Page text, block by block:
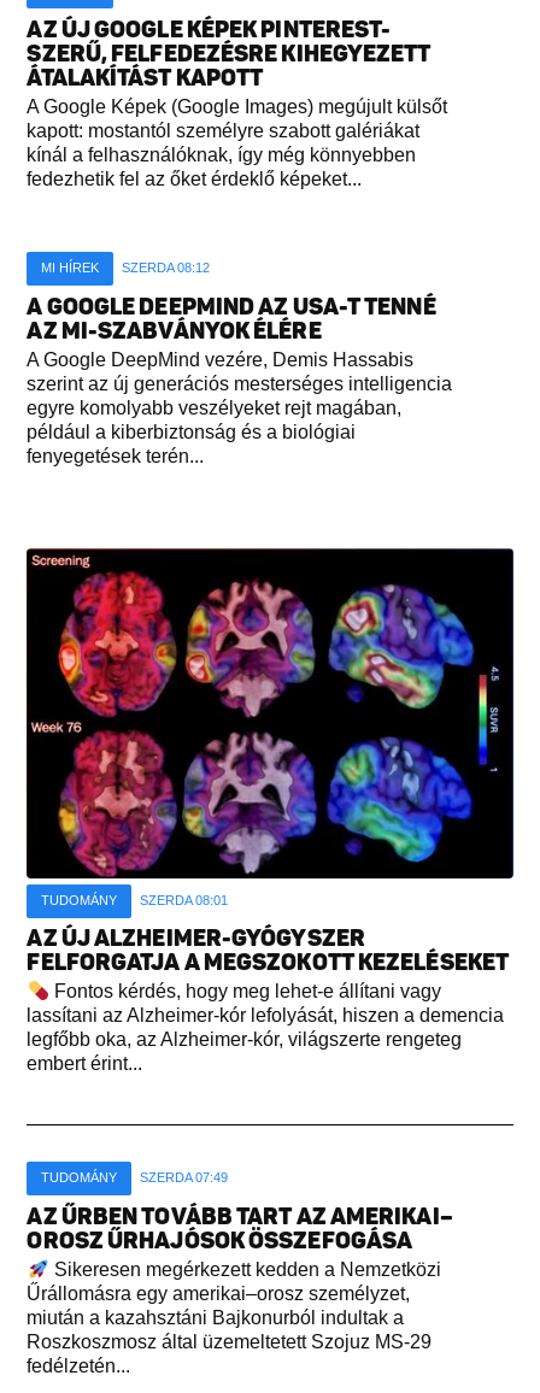
AZ ÚJ GOOGLE KÉPEK PINTEREST-
SZERŰ, FELFEDEZÉSRE KIHEGYEZETT
ÁTALAKÍTÁST KAPOTT
A Google Képek (Google Images) megújult külsőt
kapott: mostantól személyre szabott galériákat
kínál a felhasználóknak, így még könnyebben
fedezhetik fel az őket érdeklő képeket...
MI HÍREK SZERDA 08:12
A GOOGLE DEEPMIND AZ USA-T TENNÉ
AZ MI-SZABVÁNYOK ÉLÉRE
A Google DeepMind vezére, Demis Hassabis
szerint az új generációs mesterséges intelligencia
egyre komolyabb veszélyeket rejt magában,
például a kiberbiztonság és a biológiai
fenyegetések terén...
TUDOMÁNY SZERDA 08:01
AZ ÚJ ALZHEIMER-GYÓGYSZER
FELFORGATJA A MEGSZOKOTT KEZELÉSEKET
Fontos kérdés, hogy meg lehet-e állítani vagy
lassítani az Alzheimer-kór lefolyását, hiszen a demencia
legfőbb oka, az Alzheimer-kór, világszerte rengeteg
embert érint...
TUDOMÁNY SZERDA 07:49
AZ ŰRBEN TOVÁBB TART AZ AMERIKAI–
OROSZ ŰRHAJÓSOK ÖSSZEFOGÁSA
Sikeresen megérkezett kedden a Nemzetközi
Űrállomásra egy amerikai–orosz személyzet,
miután a kazahsztáni Bajkonurból indultak a
Roszkoszmosz által üzemeltetett Szojuz MS-29
fedélzetén...